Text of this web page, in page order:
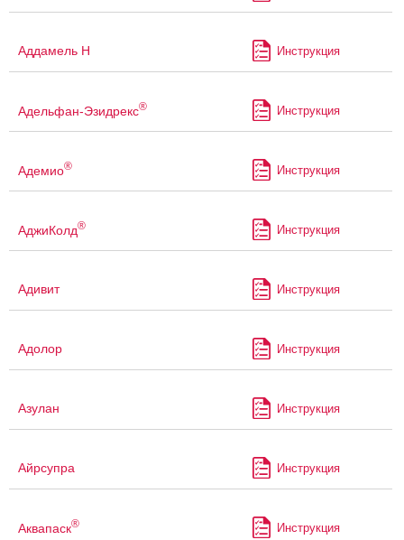
Аддамель Н Инструкция
Адельфан-Эзидрекс® Инструкция
Адемио® Инструкция
АджиКолд® Инструкция
Адивит Инструкция
Адолор Инструкция
Азулан Инструкция
Айрсупра Инструкция
Аквапаск® Инструкция